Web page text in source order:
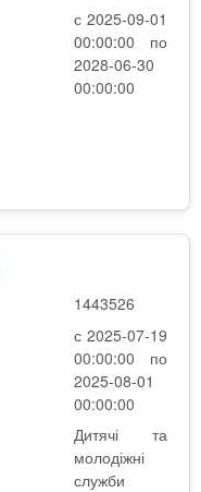
с 2025-09-01
00:00:00 по
2028-06-30
00:00:00
1443526
с 2025-07-19
00:00:00 по
2025-08-01
00:00:00
Дитячі та
молодіжні
служби